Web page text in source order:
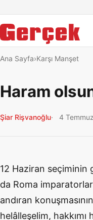
Ana Sayfa Karşı Manşet
Haram
Şiar Rişvanoğlu 4
12 Haziran seçiminin
da Roma
andıran
helâlleşelim,